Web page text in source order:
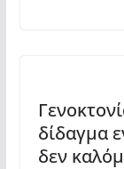
δίδαγμα
δεν